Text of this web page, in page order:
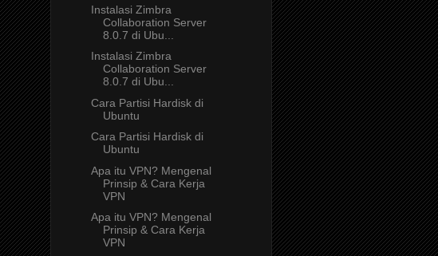
Instalasi Zimbra
Collaboration Server
8.0.7 di Ubu...
Instalasi Zimbra
Collaboration Server
8.0.7 di Ubu...
Cara Partisi Hardisk di
Ubuntu
Cara Partisi Hardisk di
Ubuntu
Apa itu VPN? Mengenal
Prinsip & Cara Kerja
VPN
Apa itu VPN? Mengenal
Prinsip & Cara Kerja
VPN